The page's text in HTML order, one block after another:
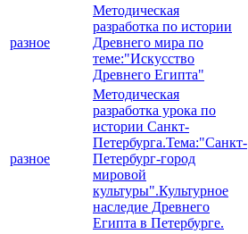
разное
Методическая
разработка по истории
Древнего мира по
теме:"Искусство
Древнего Египта"
разное
Методическая
разработка урока по
истории Санкт-
Петербурга.Тема:"Санкт-
Петербург-город
мировой
культуры".Культурное
наследие Древнего
Египта в Петербурге.